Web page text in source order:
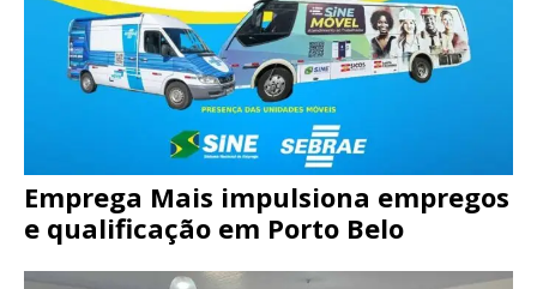
Emprega Mais impulsiona empregos
e qualificação em Porto Belo